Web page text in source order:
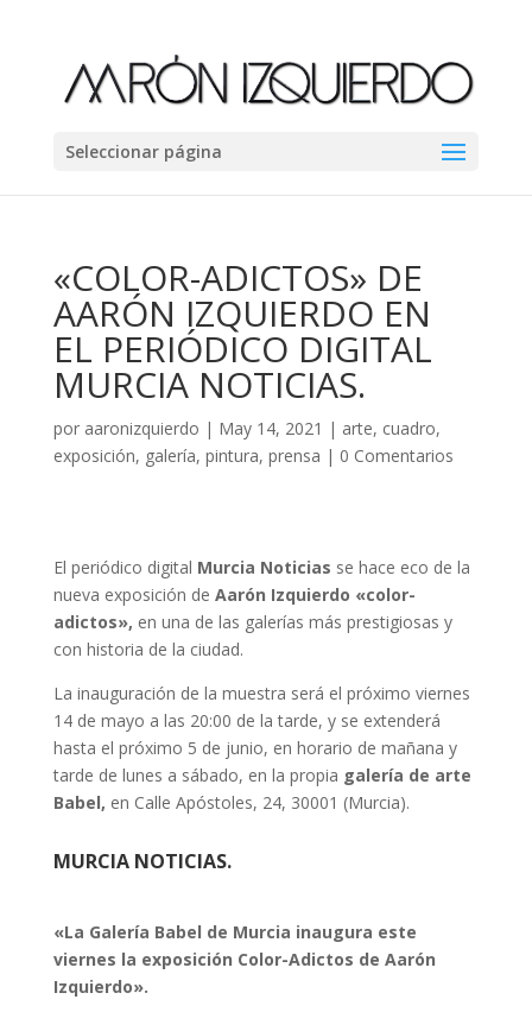
Seleccionar página
«COLOR-ADICTOS» DE
AARÓN IZQUIERDO EN
EL PERIÓDICO DIGITAL
MURCIA NOTICIAS.
por aaronizquierdo | May 14, 2021 | arte, cuadro,
exposición, galería, pintura, prensa | 0 Comentarios
El periódico digital Murcia Noticias se hace eco de la
nueva exposición de Aarón Izquierdo «color-
adictos», en una de las galerías más prestigiosas y
con historia de la ciudad.
La inauguración de la muestra será el próximo viernes
14 de mayo a las 20:00 de la tarde, y se extenderá
hasta el próximo 5 de junio, en horario de mañana y
tarde de lunes a sábado, en la propia galería de arte
Babel, en Calle Apóstoles, 24, 30001 (Murcia).
MURCIA NOTICIAS.
«La Galería Babel de Murcia inaugura este
viernes la exposición Color-Adictos de Aarón
Izquierdo».